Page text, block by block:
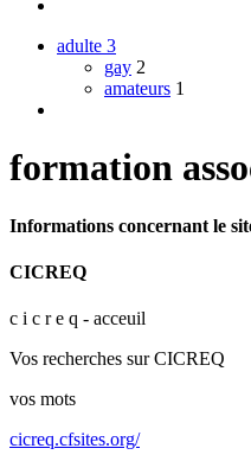
adulte 3
gay 2
amateurs 1
formation
Informations concernant le
CICREQ
c i c r e q - acceuil
Vos recherches sur CICREQ
vos mots
cicreq.cfsites.org/